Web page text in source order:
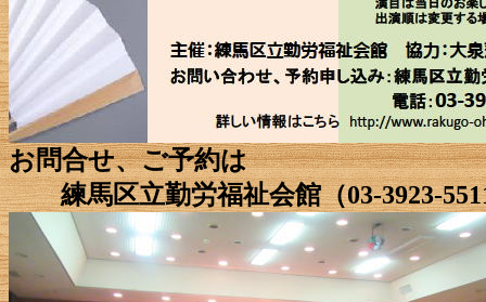
お問合せ、ご予約は
練馬区立勤労福祉会館（03-3923-